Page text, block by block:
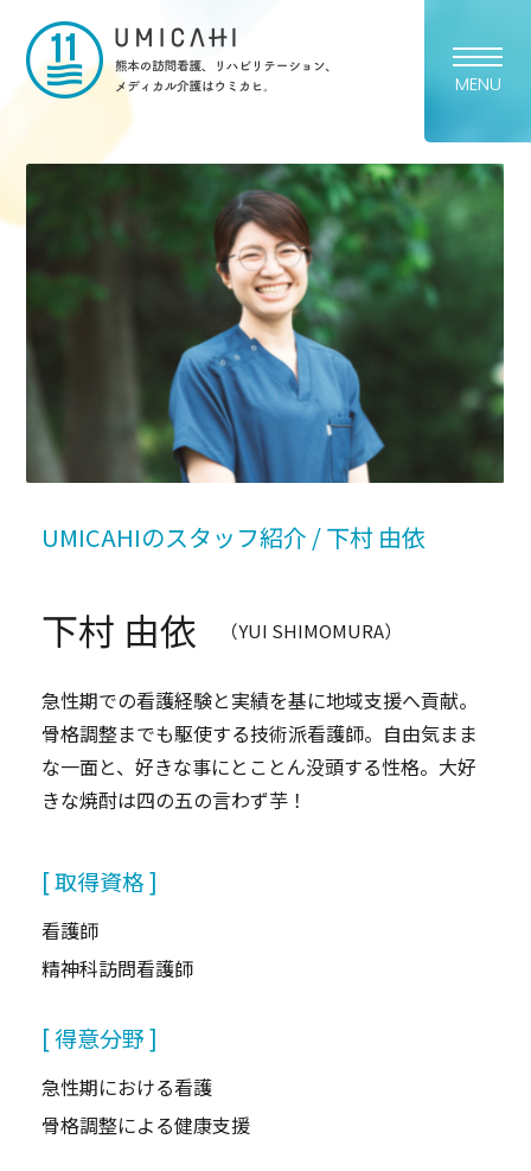
MENU
UMICAHIのスタッフ紹介 / 下村 由依
下村 由依 （YUI SHIMOMURA）
急性期での看護経験と実績を基に地域支援へ貢献。
骨格調整までも駆使する技術派看護師。自由気まま
な一面と、好きな事にとことん没頭する性格。大好
きな焼酎は四の五の言わず芋！
[ 取得資格 ]
看護師
精神科訪問看護師
[ 得意分野 ]
急性期における看護
骨格調整による健康支援